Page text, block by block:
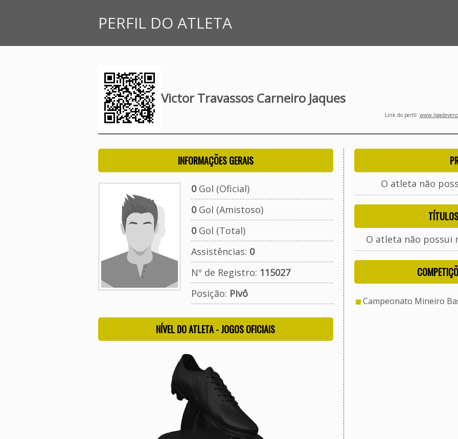
PERFIL DO ATLETA
Victor Travassos Carneiro Jaques
Link do perfil:
INFORMAÇÕES GERAIS
0Gol (Oficial)
0Gol (Amistoso)
0Gol (Total)
Assistências: 0
Nº de Registro: 115027
Posição: Pivô
NÍVEL DO ATLETA - JOGOS OFICIAIS
O atleta não
O atleta não possui
Campeonato Mineiro